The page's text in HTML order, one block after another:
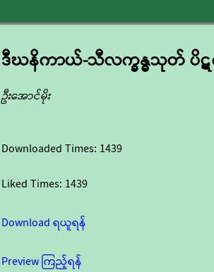
ဒီဃနိကာယ်-သီလက္ခန္ဓသုတ် ပိဋ
ဦးအောင်မိုး
Downloaded Times: 1439
Liked Times: 1439
Download ရယူရန်
Preview ကြည့်ရန်